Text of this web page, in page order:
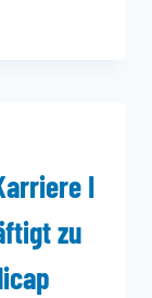
I
zu